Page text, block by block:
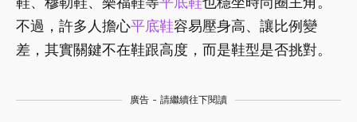
不過，許多人擔心平底鞋容易壓身高、讓比例變
差，其實關鍵不在鞋跟高度，而是鞋型是否挑對。
廣告 - 請繼續往下閱讀